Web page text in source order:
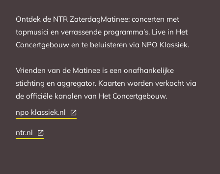
Ontdek de NTR ZaterdagMatinee: concerten met
topmusici en verrassende programma’s. Live in Het
Concertgebouw en te beluisteren via NPO Klassiek.
Vrienden van de Matinee is een onafhankelijke
stichting en aggregator. Kaarten worden verkocht via
de officiële kanalen van Het Concertgebouw.
npo klassiek.nl
ntr.nl